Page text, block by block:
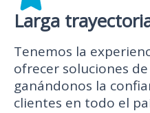
Larga
Tenemos la
ofrecer soluciones
ganándonos la
clientes en todo el